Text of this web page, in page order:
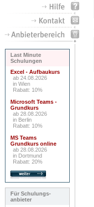
Last Minute
Schulungen
Excel - Aufbaukurs
ab 24.08.2026
in Wien
Rabatt: 10%
Microsoft Teams -
Grundkurs
ab 28.08.2026
in Berlin
Rabatt: 10%
MS Teams
Grundkurs online
ab 28.08.2026
in Dortmund
Rabatt: 20%
Für Schulungs-
anbieter